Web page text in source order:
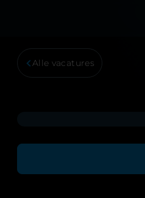
Alle vacatures